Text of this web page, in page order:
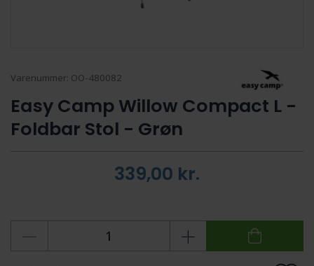
Varenummer: OO-480082
Easy Camp Willow Compact L -
Foldbar Stol - Grøn
339,00 kr.